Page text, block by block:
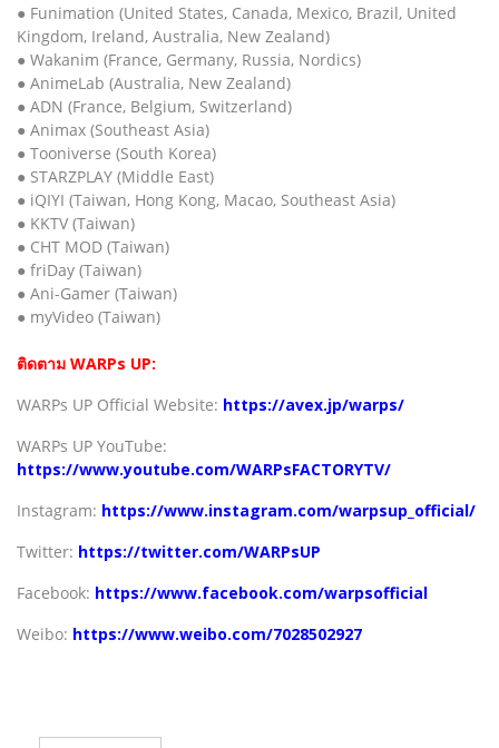
● Funimation (United States, Canada, Mexico, Brazil, United
Kingdom, Ireland, Australia, New Zealand)
● Wakanim (France, Germany, Russia, Nordics)
● AnimeLab (Australia, New Zealand)
● ADN (France, Belgium, Switzerland)
● Animax (Southeast Asia)
● Tooniverse (South Korea)
● STARZPLAY (Middle East)
● iQIYI (Taiwan, Hong Kong, Macao, Southeast Asia)
● KKTV (Taiwan)
● CHT MOD (Taiwan)
● friDay (Taiwan)
● Ani-Gamer (Taiwan)
● myVideo (Taiwan)
ติดตาม WARPs UP:
WARPs UP Official Website: https://avex.jp/warps/
WARPs UP YouTube:
https://www.youtube.com/WARPsFACTORYTV/
Instagram: https://www.instagram.com/warpsup_official/
Twitter: https://twitter.com/WARPsUP
Facebook: https://www.facebook.com/warpsofficial
Weibo: https://www.weibo.com/7028502927